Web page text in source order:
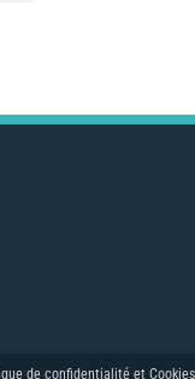
de confidentialité et Cookies